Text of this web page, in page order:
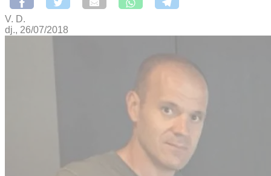
V. D.
dj., 26/07/2018